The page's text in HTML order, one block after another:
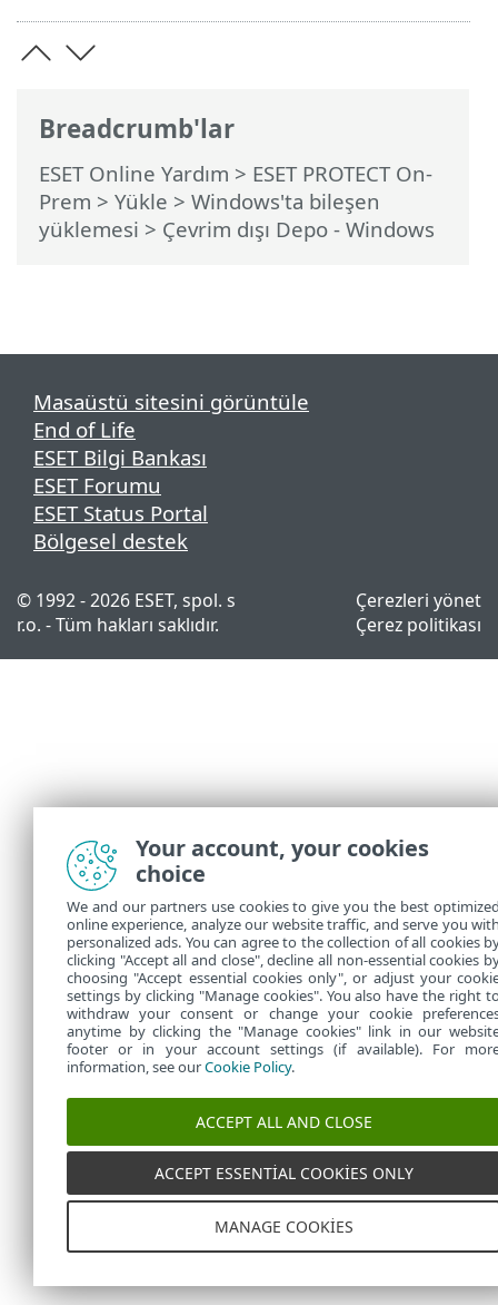
Breadcrumb'lar
ESET Online Yardım > ESET PROTECT On-
Prem > Yükle > Windows'ta bileşen
yüklemesi > Çevrim dışı Depo - Windows
Masaüstü sitesini görüntüle
End of Life
ESET Bilgi Bankası
ESET Forumu
ESET Status Portal
Bölgesel destek
© 1992 - 2026 ESET, spol. s
r.o. - Tüm hakları saklıdır.
Çerezleri yönet
Çerez politikası
Your account, your cookies
choice
We and our partners use cookies to give you the best
online experience, analyze our website traffic, and serve you
personalized ads. You can agree to the collection of all cookies
clicking "Accept all and close", decline all non-essential cookies
choosing "Accept essential cookies only", or adjust your
settings by clicking "Manage cookies". You also have the right
withdraw your consent or change your cookie
anytime by clicking the "Manage cookies" link in our
footer or in your account settings (if available). For
information, see ourCookie Policy.
ACCEPT ALL AND CLOSE
ACCEPT ESSENTIAL COOKIES ONLY
MANAGE COOKIES